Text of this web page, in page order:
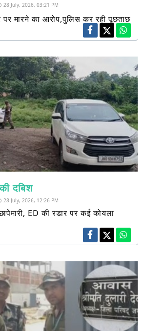
28 July, 2026, 03:21 PM
पर मारने का आरोप,पुलिस कर रही पूछताछ
दबिश
28 July, 2026, 12:26 PM
ED की रडार पर कई कोयला